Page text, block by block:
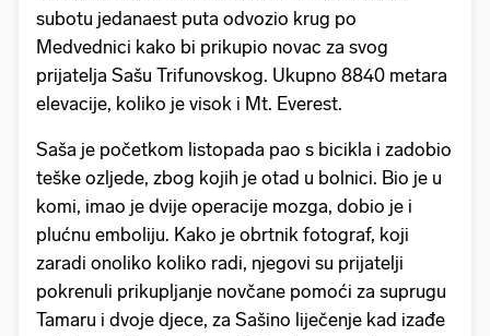
subotu jedanaest puta odvozio krug po
Medvednici kako bi prikupio novac za svog
prijatelja Sašu Trifunovskog. Ukupno 8840 metara
elevacije, koliko je visok i Mt. Everest.
Saša je početkom listopada pao s bicikla i zadobio
teške ozljede, zbog kojih je otad u bolnici. Bio je u
komi, imao je dvije operacije mozga, dobio je i
plućnu emboliju. Kako je obrtnik fotograf, koji
zaradi onoliko koliko radi, njegovi su prijatelji
pokrenuli prikupljanje novčane pomoći za suprugu
Tamaru i dvoje djece, za Sašino liječenje kad izađe